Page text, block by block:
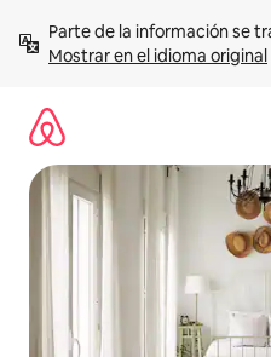
contenidoMostrar en el idioma original